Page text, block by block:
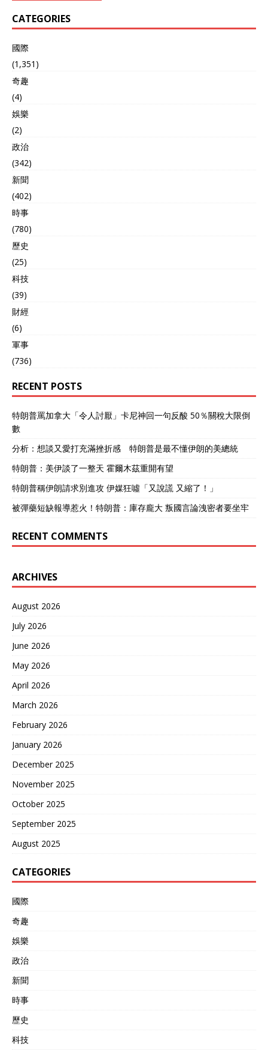
CATEGORIES
國際
(1,351)
奇趣
(4)
娛樂
(2)
政治
(342)
新聞
(402)
時事
(780)
歷史
(25)
科技
(39)
財經
(6)
軍事
(736)
RECENT POSTS
特朗普罵加拿大「令人討厭」卡尼神回一句反酸 50％關稅大限倒
數
分析：想談又愛打充滿挫折感 特朗普是最不懂伊朗的美總統
特朗普：美伊談了一整天 霍爾木茲重開有望
特朗普稱伊朗請求別進攻 伊媒狂噓「又說謊 又縮了！」
被彈藥短缺報導惹火！特朗普：庫存龐大 叛國言論洩密者要坐牢
RECENT COMMENTS
ARCHIVES
August 2026
July 2026
June 2026
May 2026
April 2026
March 2026
February 2026
January 2026
December 2025
November 2025
October 2025
September 2025
August 2025
CATEGORIES
國際
奇趣
娛樂
政治
新聞
時事
歷史
科技